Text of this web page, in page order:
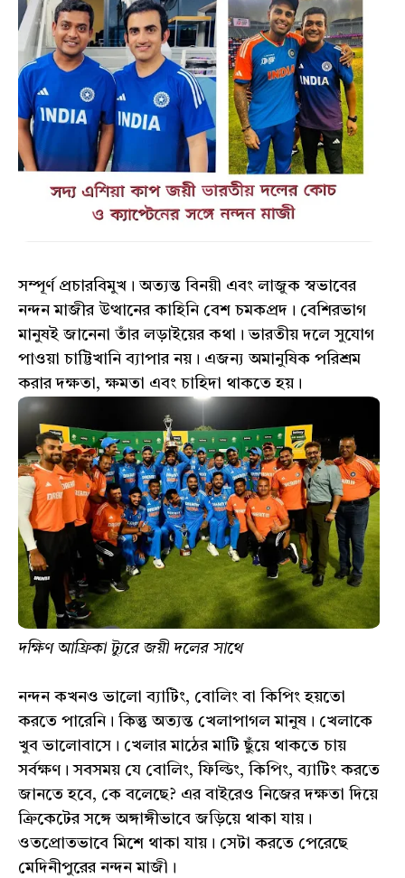
সম্পূর্ণ প্রচারবিমুখ। অত্যন্ত বিনয়ী এবং লাজুক স্বভাবের
নন্দন মাজীর উত্থানের কাহিনি বেশ চমকপ্রদ। বেশিরভাগ
মানুষই জানেনা তাঁর লড়াইয়ের কথা। ভারতীয় দলে সুযোগ
পাওয়া চাট্টিখানি ব্যাপার নয়। এজন্য অমানুষিক পরিশ্রম
করার দক্ষতা, ক্ষমতা এবং চাহিদা থাকতে হয়।
দক্ষিণ আফ্রিকা ট্যুরে জয়ী দলের সাথে
নন্দন কখনও ভালো ব্যাটিং, বোলিং বা কিপিং হয়তো
করতে পারেনি। কিন্তু অত্যন্ত খেলাপাগল মানুষ। খেলাকে
খুব ভালোবাসে। খেলার মাঠের মাটি ছুঁয়ে থাকতে চায়
সর্বক্ষণ। সবসময় যে বোলিং, ফিল্ডিং, কিপিং, ব্যাটিং করতে
জানতে হবে, কে বলেছে? এর বাইরেও নিজের দক্ষতা দিয়ে
ক্রিকেটের সঙ্গে অঙ্গাঙ্গীভাবে জড়িয়ে থাকা যায়।
ওতপ্রোতভাবে মিশে থাকা যায়। সেটা করতে পেরেছে
মেদিনীপুরের নন্দন মাজী।